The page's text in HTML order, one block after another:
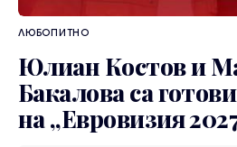
ЛЮБОПИТНО
Юлиан Костов и
Бакалова са
на „Евровизия